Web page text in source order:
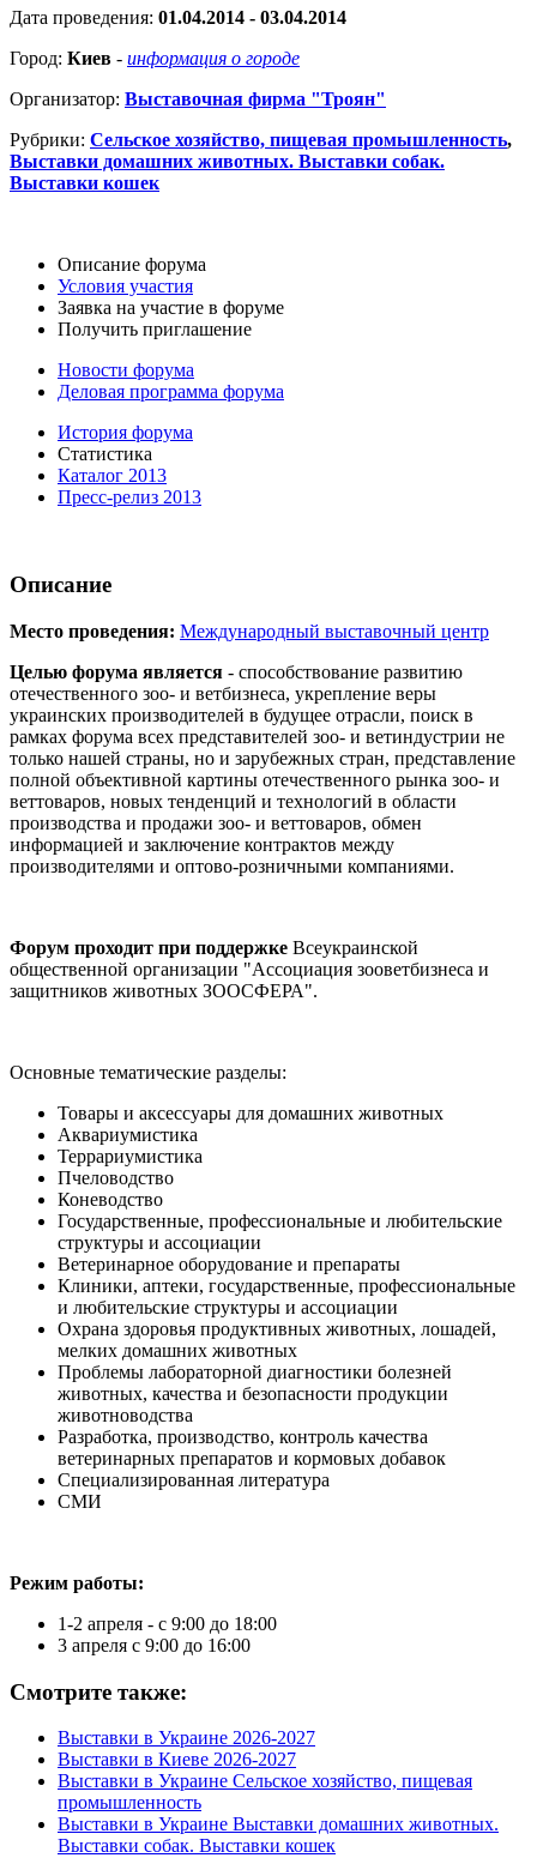
Дата проведения: 01.04.2014 - 03.04.2014
Город: Киев - информация о городе
Организатор: Выставочная фирма "Троян"
Рубрики: Сельское хозяйство, пищевая промышленность,
Выставки домашних животных. Выставки собак.
Выставки кошек
Описание форума
Условия участия
Заявка на участие в форуме
Получить приглашение
Новости форума
Деловая программа форума
История форума
Статистика
Каталог 2013
Пресс-релиз 2013
Описание
Место проведения: Международный выставочный центр
Целью форума является - способствование развитию
отечественного зоо- и ветбизнеса, укрепление веры
украинских производителей в будущее отрасли, поиск в
рамках форума всех представителей зоо- и ветиндустрии не
только нашей страны, но и зарубежных стран, представление
полной объективной картины отечественного рынка зоо- и
веттоваров, новых тенденций и технологий в области
производства и продажи зоо- и веттоваров, обмен
информацией и заключение контрактов между
производителями и оптово-розничными компаниями.
Форум проходит при поддержке Всеукраинской
общественной организации "Ассоциация зооветбизнеса и
защитников животных ЗООСФЕРА".
Основные тематические разделы:
Товары и аксессуары для домашних животных
Аквариумистика
Террариумистика
Пчеловодство
Коневодство
Государственные, профессиональные и любительские
структуры и ассоциации
Ветеринарное оборудование и препараты
Клиники, аптеки, государственные, профессиональные
и любительские структуры и ассоциации
Охрана здоровья продуктивных животных, лошадей,
мелких домашних животных
Проблемы лабораторной диагностики болезней
животных, качества и безопасности продукции
животноводства
Разработка, производство, контроль качества
ветеринарных препаратов и кормовых добавок
Специализированная литература
СМИ
Режим работы:
1-2 апреля - с 9:00 до 18:00
3 апреля с 9:00 до 16:00
Смотрите также:
Выставки в Украине 2026-2027
Выставки в Киеве 2026-2027
Выставки в Украине Сельское хозяйство, пищевая
промышленность
Выставки в Украине Выставки домашних животных.
Выставки собак. Выставки кошек